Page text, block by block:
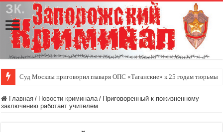
Суд Москвы приговорил главаря ОПС «Таганские» к 25 годам тюрьмы
Главная / Новости криминала / Приговоренный к пожизненному
заключению работает учителем